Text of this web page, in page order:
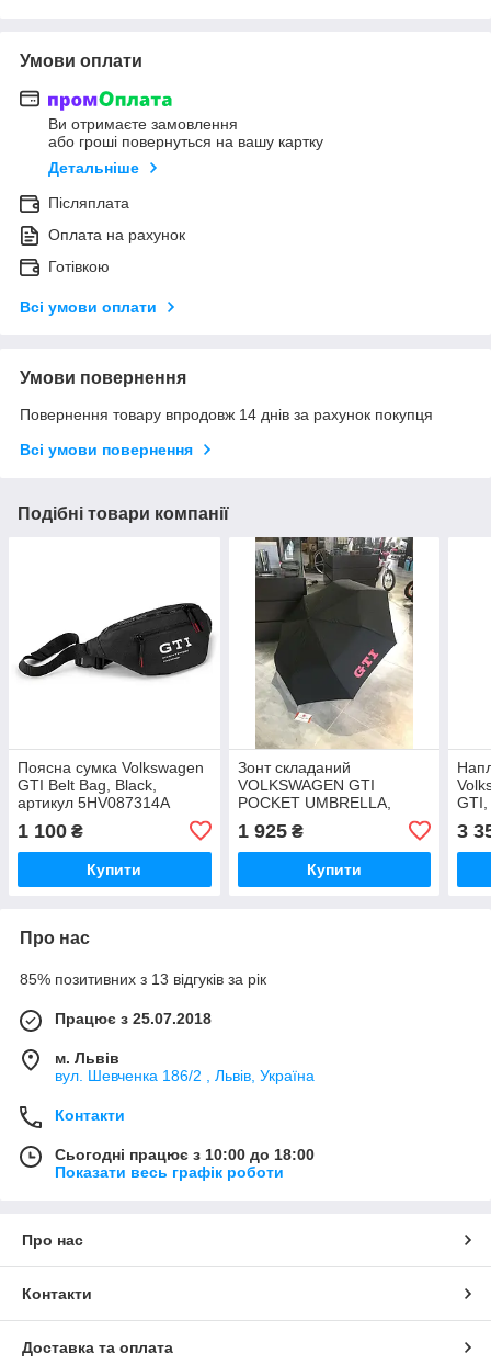
Умови оплати
Ви отримаєте замовлення
або гроші повернуться на вашу картку
Детальніше
Післяплата
Оплата на рахунок
Готівкою
Всі умови оплати
Умови повернення
Повернення товару впродовж 14 днів за рахунок покупця
Всі умови повернення
Подібні товари компанії
Поясна сумка Volkswagen
GTI Belt Bag, Black,
артикул 5HV087314A
Volkswagen
1 100 ₴
Купити
Зонт складаний
VOLKSWAGEN GTI
POCKET UMBRELLA,
Чорного кольору
1 925₴
Купити
GTI,
3
Про нас
85% позитивних з 13 відгуків за рік
Працює з 25.07.2018
м. Львів
вул. Шевченка 186/2 , Львів, Україна
Контакти
Сьогодні працює з 10:00 до 18:00
Показати весь графік роботи
Про нас
Контакти
Доставка та оплата